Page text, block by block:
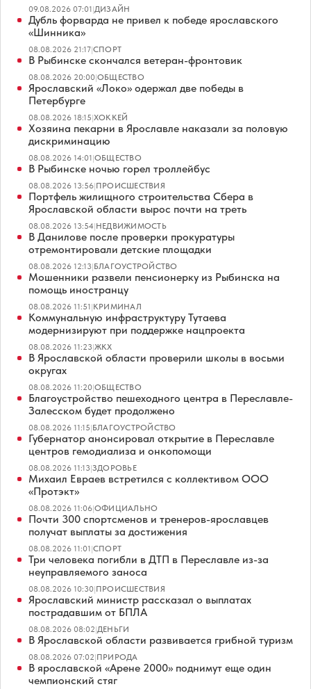
09.08.2026 07:01|ДИЗАЙН
Дубль форварда не привел к победе ярославского
«Шинника»
08.08.2026 21:17|СПОРТ
В Рыбинске скончался ветеран-фронтовик
08.08.2026 20:00|ОБЩЕСТВО
Ярославский «Локо» одержал две победы в
Петербурге
08.08.2026 18:15|ХОККЕЙ
Хозяина пекарни в Ярославле наказали за половую
дискриминацию
08.08.2026 14:01|ОБЩЕСТВО
В Рыбинске ночью горел троллейбус
08.08.2026 13:56|ПРОИСШЕСТВИЯ
Портфель жилищного строительства Сбера в
Ярославской области вырос почти на треть
08.08.2026 13:54|НЕДВИЖИМОСТЬ
В Данилове после проверки прокуратуры
отремонтировали детские площадки
08.08.2026 12:13|БЛАГОУСТРОЙСТВО
Мошенники развели пенсионерку из Рыбинска на
помощь иностранцу
08.08.2026 11:51|КРИМИНАЛ
Коммунальную инфраструктуру Тутаева
модернизируют при поддержке нацпроекта
08.08.2026 11:23|ЖКХ
В Ярославской области проверили школы в восьми
округах
08.08.2026 11:20|ОБЩЕСТВО
Благоустройство пешеходного центра в Переславле-
Залесском будет продолжено
08.08.2026 11:15|БЛАГОУСТРОЙСТВО
Губернатор анонсировал открытие в Переславле
центров гемодиализа и онкопомощи
08.08.2026 11:13|ЗДОРОВЬЕ
Михаил Евраев встретился с коллективом ООО
«Протэкт»
08.08.2026 11:06|ОФИЦИАЛЬНО
Почти 300 спортсменов и тренеров-ярославцев
получат выплаты за достижения
08.08.2026 11:01|СПОРТ
Три человека погибли в ДТП в Переславле из-за
неуправляемого заноса
08.08.2026 10:30|ПРОИСШЕСТВИЯ
Ярославский министр рассказал о выплатах
пострадавшим от БПЛА
08.08.2026 08:02|ДЕНЬГИ
В Ярославской области развивается грибной туризм
08.08.2026 07:02|ПРИРОДА
В ярославской «Арене 2000» поднимут еще один
чемпионский стяг